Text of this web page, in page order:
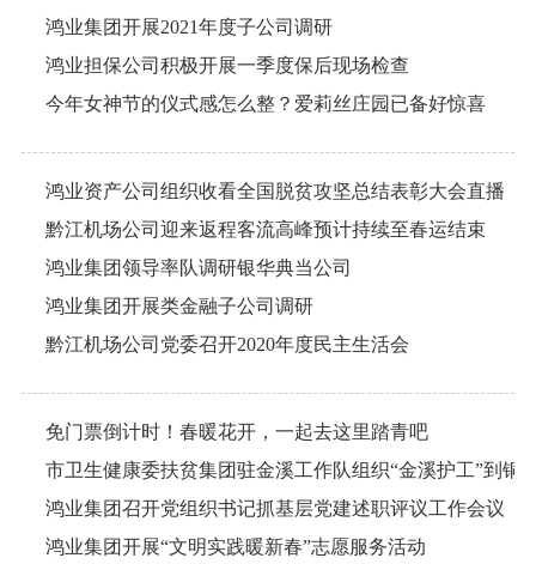
鸿业集团开展2021年度子公司调研
鸿业担保公司积极开展一季度保后现场检查
今年女神节的仪式感怎么整？爱莉丝庄园已备好惊喜
鸿业资产公司组织收看全国脱贫攻坚总结表彰大会直播
黔江机场公司迎来返程客流高峰预计持续至春运结束
鸿业集团领导率队调研银华典当公司
鸿业集团开展类金融子公司调研
黔江机场公司党委召开2020年度民主生活会
免门票倒计时！春暖花开，一起去这里踏青吧
市卫生健康委扶贫集团驻金溪工作队组织“金溪护工”到铜
鸿业集团召开党组织书记抓基层党建述职评议工作会议
鸿业集团开展“文明实践暖新春”志愿服务活动